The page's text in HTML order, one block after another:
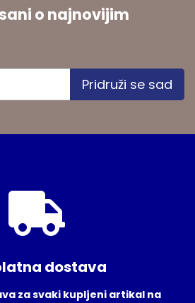
o najnovijim
Pridruži se sad
dostava
za svaki kupljeni artikal na